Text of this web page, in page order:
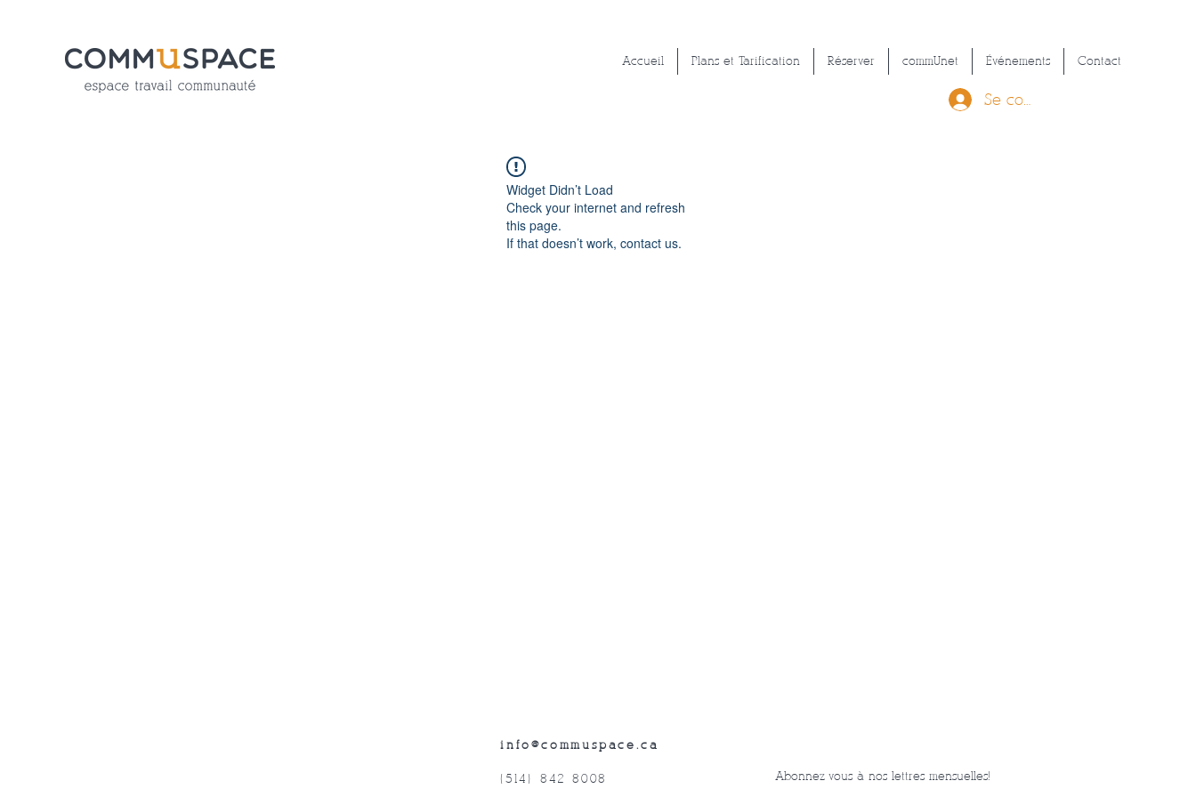
Accueil Plans et Tarification Réserver commUnet Événements Contact
Se connecter
Widget Didn’t Load
Check your internet and refresh
this page.
If that doesn’t work, contact us.
info@commuspace.ca
(514) 842-8008 Abonnez-vous à nos lettres mensuelles!